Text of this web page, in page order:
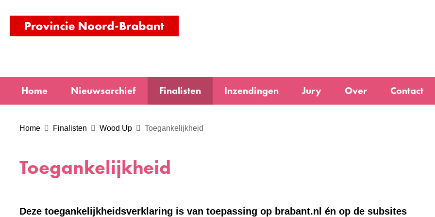
homepage)
Home Nieuwsarchief Finalisten Inzendingen Jury Over Contact
Home Finalisten Wood Up Toegankelijkheid
Toegankelijkheid
Deze toegankelijkheidsverklaring is van toepassing op brabant.nl én op de subsites